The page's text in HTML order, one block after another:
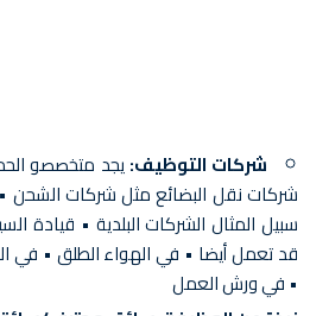
شركات التوظيف:يجد متخصصو
شركات نقل البضائع مثل شركات الشحن
سبيل المثال الشركات البلدية • قيادة
قد تعمل أيضا • في الهواء الطلق • في
• في ورش العمل